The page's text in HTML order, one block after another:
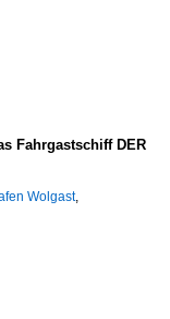
Fahrgastschiff DER
Wolgast,